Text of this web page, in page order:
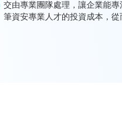
交由專業團隊處理，讓企業能
筆資安專業人才的投資成本，從